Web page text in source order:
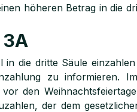
höheren Betrag in die
die dritte Säule
zu informieren.
den
der dem